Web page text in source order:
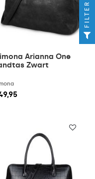
Arianna One
Zwart
FILTER